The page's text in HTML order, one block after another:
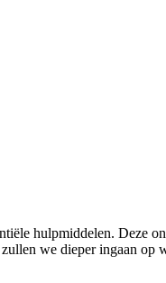
hulpmiddelen. Deze
we dieper ingaan op